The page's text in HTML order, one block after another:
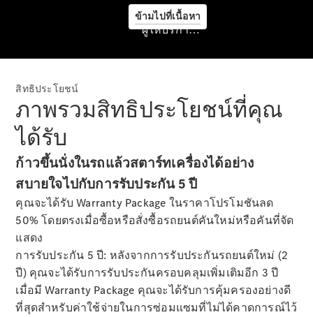
ข้ามไปที่เนื้อหา
ข้อมูลทั่วไป
นัดหมายเข้า
ออนไลน์
Mercedes
me
ผู้ให้บริการ/ความเป็นส่วนตัว
สิทธิประโยชน์
ภาพรวมสิทธิประโยชน์ที่คุณ
ได้รับ
ก้าวขึ้นนั่งในรถแล้วสตาร์ทเครื่องได้อย่าง
สบายใจไปกับการรับประกัน 5 ปี
คุณจะได้รับ Warranty Package ในราคาโปรโมชันลด
50% โดยตรงเมื่อซื้อหรือสั่งซื้อรถยนต์คันใหม่หรือคันที่จัด
แสดง
การรับประกัน 5 ปี: หลังจากการรับประกันรถยนต์ใหม่ (2
ปี) คุณจะได้รับการรับประกันครอบคลุมเพิ่มเติมอีก 3 ปี
เมื่อมี Warranty Package คุณจะได้รับการคุ้มครองอย่างดี
ที่สุดสำหรับค่าใช้จ่ายในการซ่อมแซมที่ไม่ได้คาดการณ์ไว้